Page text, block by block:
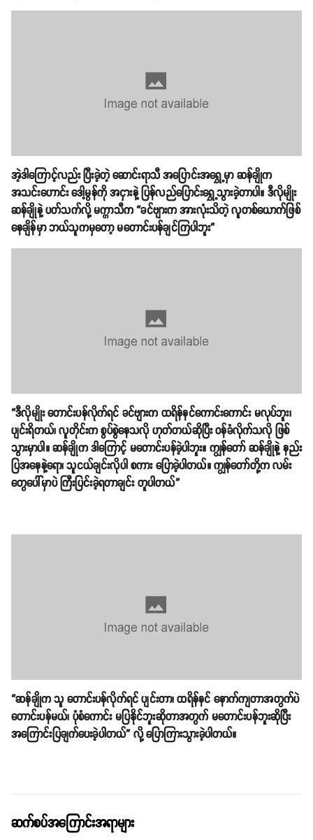
အဲ့ဒါကြောင့်လည်း ပြီးခဲ့တဲ့ ဆောင်းရာသီ အပြောင်းအရွှေ့မှာ ဆန်ချိုက
အသင်းဟောင်း ဒေါ့မွန်ကို အငှားနဲ့ ပြန်လည်ပြောင်းရွှေ့သွားခဲ့တာပါ။ ဒီလိုမျိုး
ဆန်ချိုနဲ့ ပတ်သက်လို့ မက္ကာသီက “ခင်ဗျားက အားလုံးသိတဲ့ လူတစ်ယောက်ဖြစ်
နေချိန်မှာ ဘယ်သူကမှတော့ မတောင်းပန်ချင်ကြပါဘူး”
“ဒီလိုမျိုး တောင်းပန်လိုက်ရင် ခင်ဗျားက ထရိန်နင်ကောင်းကောင်း မလုပ်ဘူး၊
ပျင်းရိတယ်၊ လူတိုင်းက စွပ်စွဲနေသလို ဟုတ်တယ်ဆိုပြီး ဝန်ခံလိုက်သလို ဖြစ်
သွားမှာပါ။ ဆန်ချိုက ဒါကြောင့် မတောင်းပန်ခဲ့ပါဘူး။ ကျွန်တော် ဆန်ချိုနဲ့ နည်း
ပြအနေနဲ့ရော၊ သူငယ်ချင်းလိုပါ စကား ပြောခဲ့ပါတယ်။ ကျွန်တော်တို့က လမ်း
တွေပေါ်မှာပဲ ကြီးပြင်းခဲ့ရတာချင်း တူပါတယ်”
“ဆန်ချိုက သူ တောင်းပန်လိုက်ရင် ပျင်းတာ၊ ထရိန်နင် နောက်ကျတာအတွက်ပဲ​
တောင်းပန်မယ်၊ ပုံစံကောင်း မပြနိုင်ဘူးဆိုတာအတွက် မတောင်းပန်ဘူးဆိုပြီး
အကြောင်းပြချက်ပေးခဲ့ပါတယ်” လို့ ပြောကြားသွားခဲ့ပါတယ်။
ဆက်စပ်အကြောင်းအရာများ